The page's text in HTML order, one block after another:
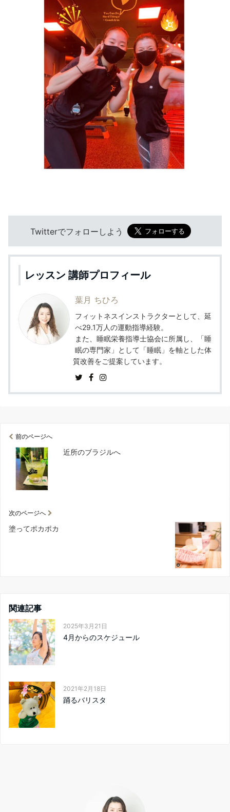
Twitterでフォローしよう
レッスン 講師プロフィール
葉月 ちひろ
フィットネスインストラクターとして、延
べ29.1万人の運動指導経験。
また、睡眠栄養指導士協会に所属し、「睡
眠の専門家」として「睡眠」を軸とした体
質改善をご提案しています。
前のページへ
近所のブラジルへ
次のページへ
塗ってポカポカ
関連記事
2025年3月21日
4月からのスケジュール
2021年2月18日
踊るバリスタ